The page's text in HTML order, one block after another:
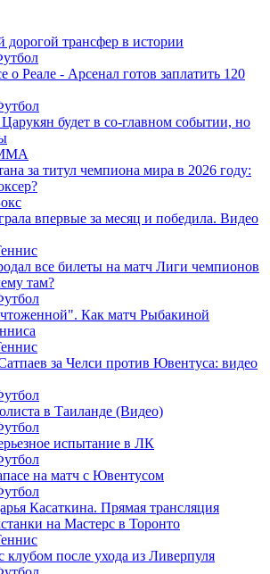
трансфер в истории
о Реале - Арсенал готов заплатить 120
будет в со-главном событии, но
ММА
за титул чемпиона мира в 2026 году:
впервые за месяц и победила. Видео
все билеты на матч Лиги чемпионов
там?
Как матч Рыбакиной
за Челси против Ювентуса: видео
в Таиланде (Видео)
испытание в ЛК
на матч с Ювентусом
Касаткина. Прямая трансляция
на Мастерс в Торонто
клубом после ухода из Ливерпуля